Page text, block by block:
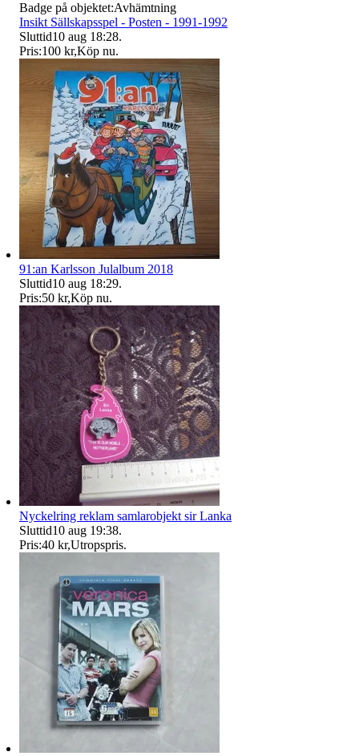
Badge på objektet:Avhämtning
Insikt Sällskapsspel - Posten - 1991-1992
Sluttid10 aug 18:28.
Pris:100 kr,Köp nu.
91:an Karlsson Julalbum 2018
Sluttid10 aug 18:29.
Pris:50 kr,Köp nu.
Nyckelring reklam samlarobjekt sir Lanka
Sluttid10 aug 19:38.
Pris:40 kr,Utropspris.